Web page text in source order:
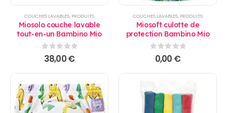
COUCHES LAVABLES, PRODUITS
Miosolo couche lavable
tout-en-un Bambino Mio
0sur 5
38,00€
COUCHES LAVABLES, PRODUITS
Miosoft culotte de
protection Bambino Mio
sur 5
0,00 €